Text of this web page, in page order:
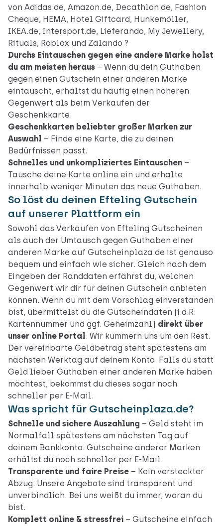
von Adidas.de, Amazon.de, Decathlon.de, Fashion
Cheque, HEMA, Hotel Giftcard, Hunkemöller,
IKEA.de, Intersport.de, Lieferando, My Jewellery,
Rituals, Roblox und Zalando ?
Durchs Eintauschen gegen eine andere Marke holst
du am meisten heraus – Wenn du dein Guthaben
gegen einen Gutschein einer anderen Marke
eintauscht, erhältst du häufig einen höheren
Gegenwert als beim Verkaufen der
Geschenkkarte.
Geschenkkarten beliebter großer Marken zur
Auswahl – Finde eine Karte, die zu deinen
Bedürfnissen passt.
Schnelles und unkompliziertes Eintauschen –
Tausche deine Karte online ein und erhalte
innerhalb weniger Minuten das neue Guthaben.
So löst du deinen Efteling Gutschein
auf unserer Plattform ein
Sowohl das Verkaufen von Efteling Gutscheinen
als auch der Umtausch gegen Guthaben einer
anderen Marke auf Gutscheinplaza.de ist genauso
bequem und einfach wie sicher. Gleich nach dem
Eingeben der Randdaten erfährst du, welchen
Gegenwert wir dir für deinen Gutschein anbieten
können. Wenn du mit dem Vorschlag einverstanden
bist, übermittelst du die Gutscheindaten (i.d.R.
Kartennummer und ggf. Geheimzahl) direkt über
unser online Portal. Wir kümmern uns um den Rest.
Der vereinbarte Geldbetrag steht spätestens am
nächsten Werktag auf deinem Konto. Falls du statt
Geld lieber Guthaben einer anderen Marke haben
möchtest, bekommst du dieses sogar noch
schneller per E-Mail.
Was spricht für Gutscheinplaza.de?
Schnelle und sichere Auszahlung – Geld steht im
Normalfall spätestens am nächsten Tag auf
deinem Bankkonto. Gutscheine anderer Marken
erhältst du noch schneller per E-Mail.
Transparente und faire Preise – Kein versteckter
Abzug. Unsere Angebote sind transparent und
unverbindlich. Bei uns weißt du immer, woran du
bist.
Komplett online & stressfrei – Gutscheine einfach